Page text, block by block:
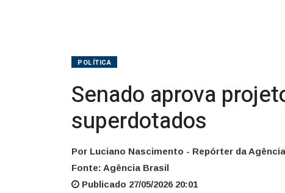
POLÍTICA
Senado aprova
superdotados
Por Luciano Nascimento - Repórter da
Fonte: Agência Brasil
Publicado 27/05/2026 20:01